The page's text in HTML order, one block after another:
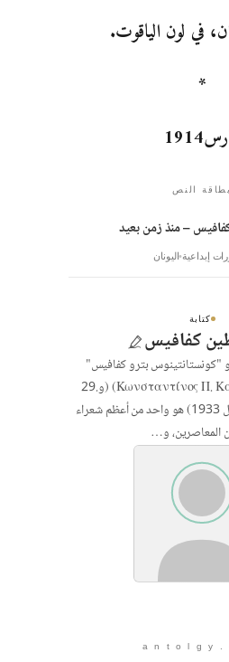
في لون الياقوت.
*
بطاقة النص
– منذ زمن بعيد
إبداعية اليونان
كتابة
كفافيس
بترو كفافيس"
(باليونانية: (Κωνσταντίνος Π. Καβάφης) (و.29
أبريل 1863 – 29 أبريل 1933) هو واحد من أعظم شعراء
المعاصرين، و…
a n t o l g y .